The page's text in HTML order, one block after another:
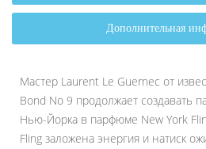
Дополнительная
Мастер Laurent Le Guernec от
Bond No 9 продолжает создавать
Нью-Йорка в парфюме New York
Fling заложена энергия и натиск